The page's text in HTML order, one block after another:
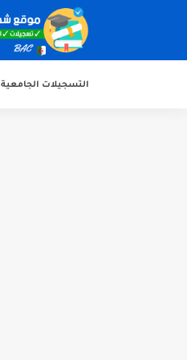
التسجيلات الجامعية